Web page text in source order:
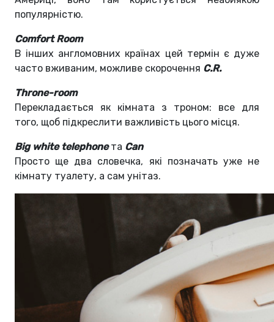
популярністю.
Comfort Room
В інших англомовних країнах цей термін є дуже
часто вживаним, можливе скорочення C.R.
Throne-room
Перекладається як кімната з троном: все для
того, щоб підкреслити важливість цього місця.
Big white telephoneта Сan
Просто ще два словечка, які позначать уже не
кімнату туалету, а сам унітаз.